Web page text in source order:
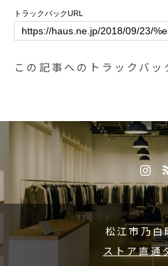
に入れ
塩素酸
根カフ
ABLE
00（
ープ#ク
松江カ
トドリ
#松江パ
トラックバックURL
この記事へのトラックバッ
松江市乃
ストア直通